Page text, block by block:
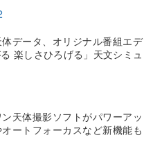
データ、オリジナル番組エデ
楽しさひろげる」天文シミュ
天体撮影ソフトがパワーアッ
ートフォーカスなど新機能も